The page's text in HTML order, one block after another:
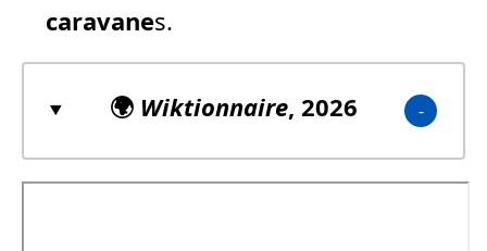
caravanes.
🌍 Wiktionnaire, 2026